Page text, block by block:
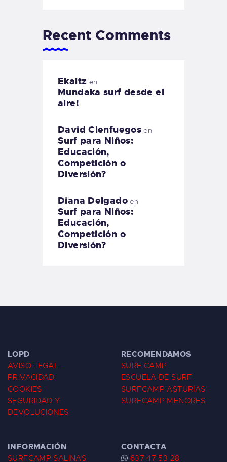
Recent Comments
Ekaitz en
Mundaka surf desde el
aire!
David Cienfuegos en
Surf para Niños:
Educación,
Competición o
Diversión?
Diana Delgadoen
Surf para Niños:
Educación,
Competición o
Diversión?
LOPD
AVISO LEGAL
PRIVACIDAD
COOKIES
SEGURIDAD Y
DEVOLUCIONES
RECOMENDAMOS
SURF CAMP
ESCUELA DE SURF
SURFCAMP ASTURIAS
SURFCAMP MENORES
INFORMACIÓN
SURFCAMP SALINAS
CONTACTA
637 47 53 28